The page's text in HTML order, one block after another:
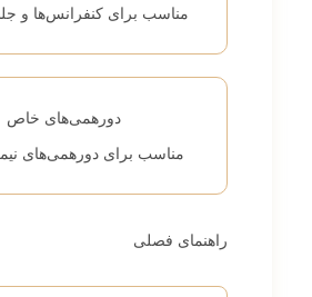
مناسب برای کنفرانس‌ها و
دورهمی‌های خاص
مناسب برای دورهمی‌های
راهنمای فصلی